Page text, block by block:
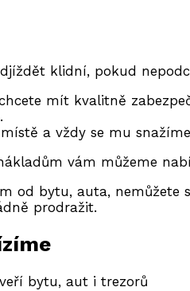
klidní, pokud
mít kvalitně
.
a vždy se mu
vám můžeme
od bytu, auta,
prodražit.
bytu, aut i trezorů